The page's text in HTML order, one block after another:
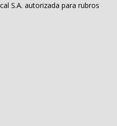
S.A. autorizada para rubros